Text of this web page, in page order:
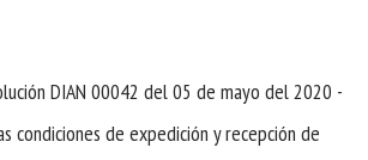
DIAN 00042 del 05 de mayo del 2020 -
condiciones de expedición y recepción de